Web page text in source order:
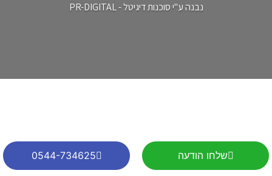
נבנה ע"י סוכנות דיגיטל - PR-DIGITAL
שלחו הודעה 0544-734625